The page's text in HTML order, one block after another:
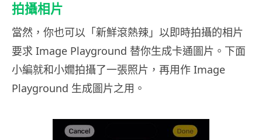
拍攝相片
當然，你也可以「新鮮滾熱辣」以即時拍攝的相片
要求 Image Playground 替你生成卡通圖片。下面
小編就和小嫺拍攝了一張照片，再用作 Image
Playground 生成圖片之用。